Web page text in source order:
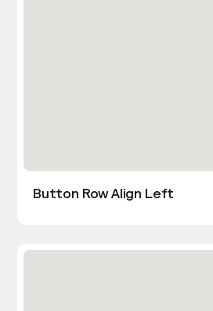
Button Row Align Left